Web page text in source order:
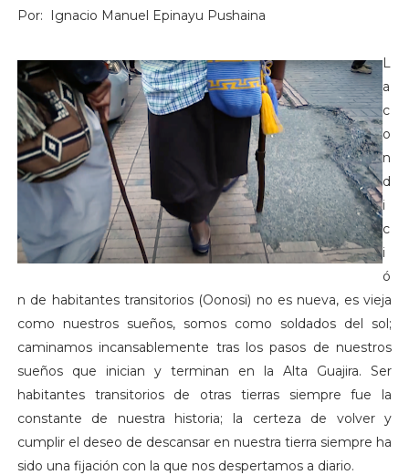
Por: Ignacio Manuel Epinayu Pushaina
L
a
c
o
n
d
i
c
i
ó
n de habitantes transitorios (Oonosi) no es nueva, es vieja
como nuestros sueños, somos como soldados del sol;
caminamos incansablemente tras los pasos de nuestros
sueños que inician y terminan en la Alta Guajira. Ser
habitantes transitorios de otras tierras siempre fue la
constante de nuestra historia; la certeza de volver y
cumplir el deseo de descansar en nuestra tierra siempre ha
sido una fijación con la que nos despertamos a diario.